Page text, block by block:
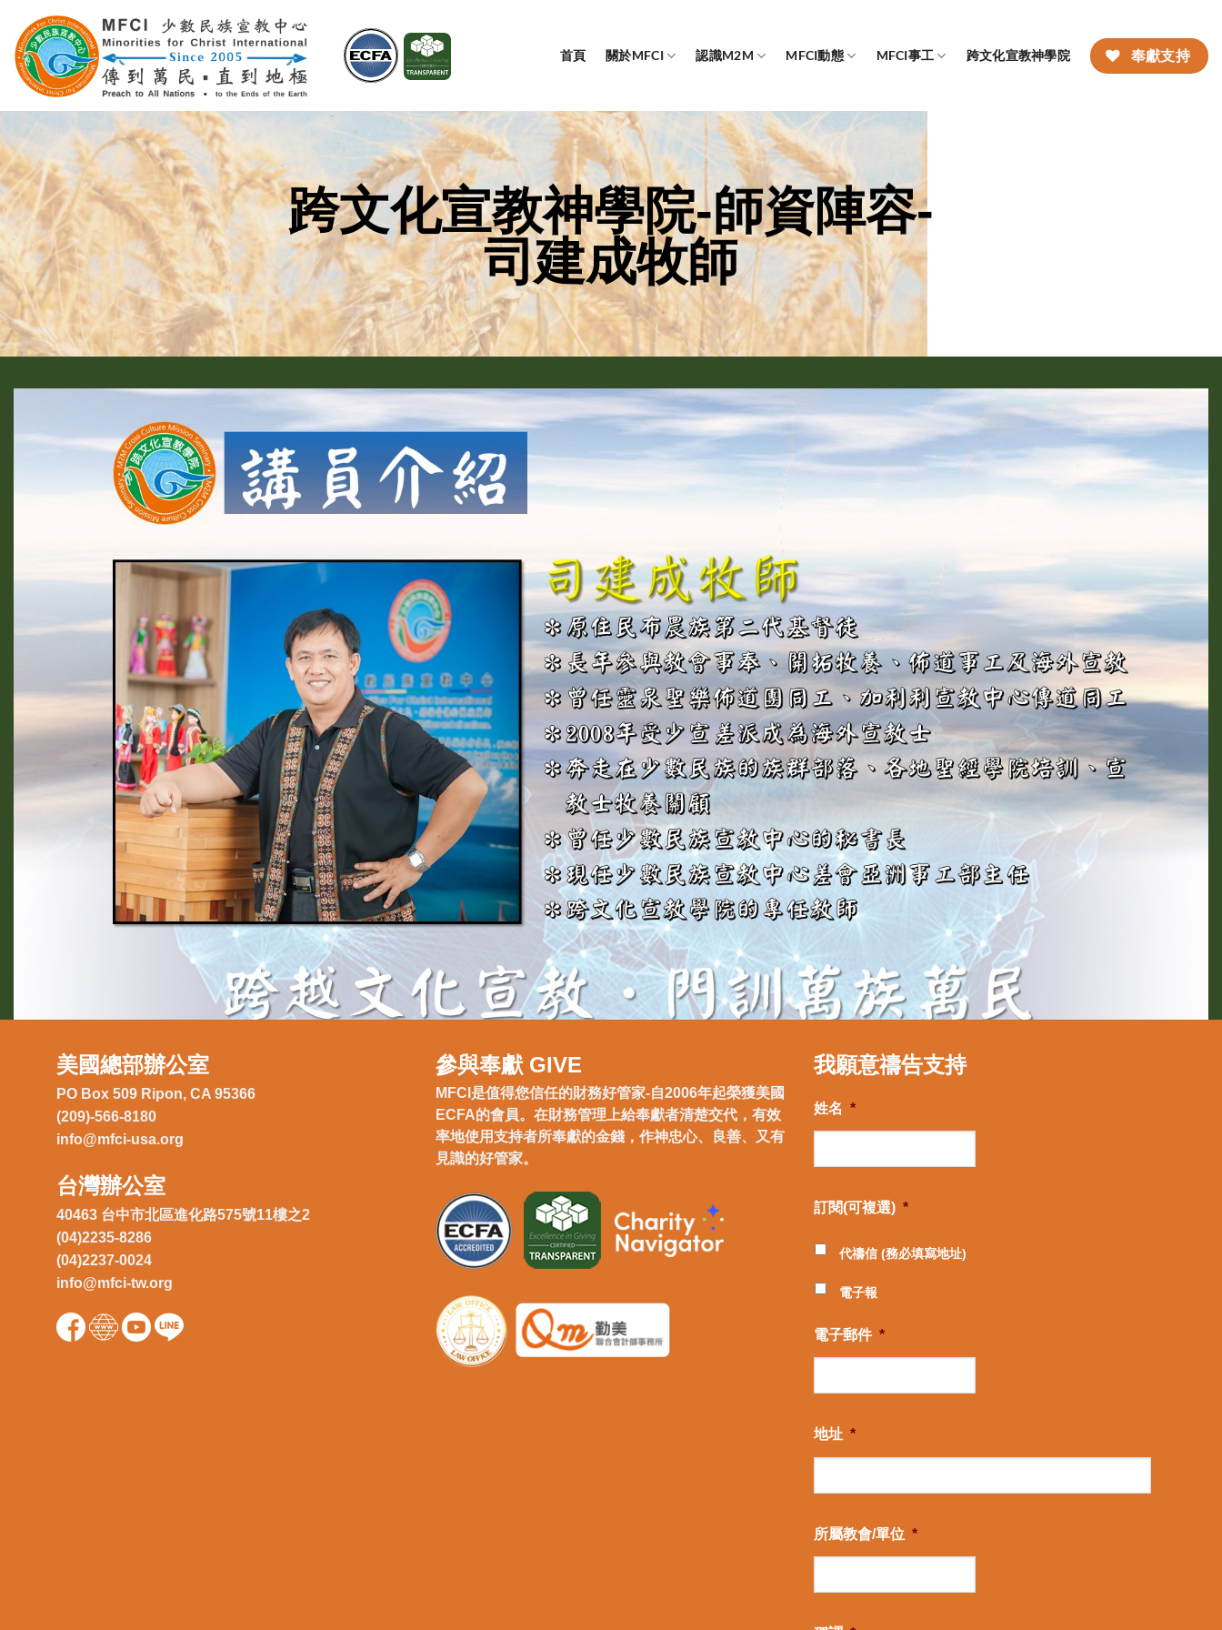
content
首頁 關於MFCI 認識M2M MFCI動態 MFCI事工 跨文化宣教神學院 奉獻支持
跨文化宣教神學院-師資陣容-
司建成牧師
美國總部辦公室
PO Box 509 Ripon, CA 95366
(209)-566-8180
info@mfci-usa.org
台灣辦公室
40463 台中市北區進化路575號11樓之2
(04)2235-8286
(04)2237-0024
info@mfci-tw.org
參與奉獻 GIVE
MFCI是值得您信任的財務好管家-自2006年起榮獲美國
ECFA的會員。在財務管理上給奉獻者清楚交代，有效
率地使用支持者所奉獻的金錢，作神忠心、良善、又有
見識的好管家。
我願意禱告支持
姓名 *
訂閱(可複選) *
代禱信 (務必填寫地址)
電子報
電子郵件 *
地址 *
所屬教會/單位 *